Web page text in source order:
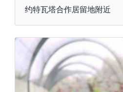
约特瓦塔合作居留地附近